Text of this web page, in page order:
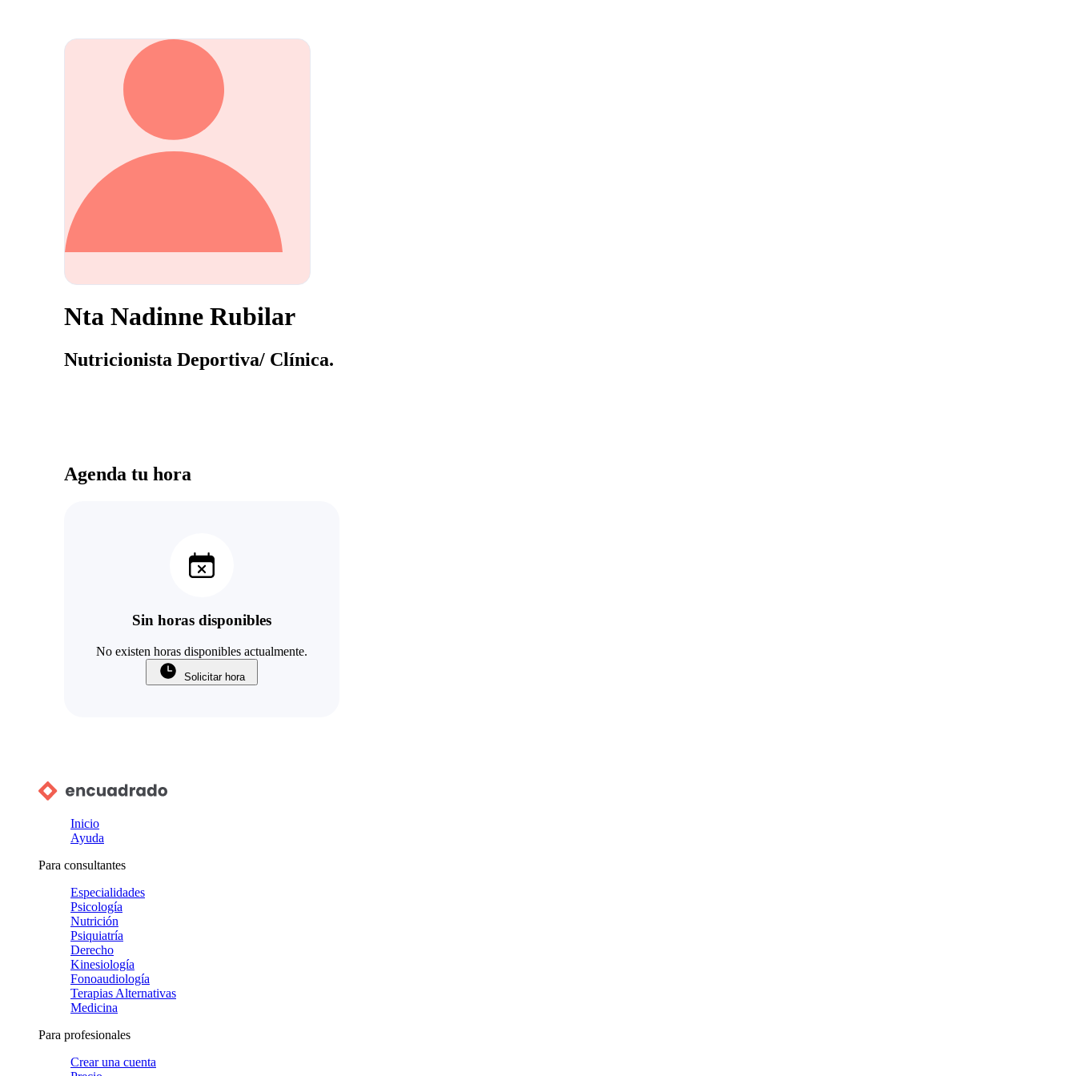
Nta Nadinne Rubilar
Nutricionista Deportiva/ Clínica.
Agenda tu hora
Sin horas disponibles
No existen horas disponibles actualmente.
Solicitar hora
Inicio
Ayuda
Para consultantes
Especialidades
Psicología
Nutrición
Psiquiatría
Derecho
Kinesiología
Fonoaudiología
Terapias Alternativas
Medicina
Para profesionales
Crear una cuenta